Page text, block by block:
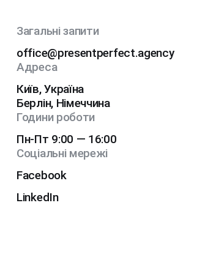
Загальні запити
office@presentperfect.agency
Адреса
Київ, Україна
Берлін, Німеччина
Години роботи
Пн-Пт 9:00 — 16:00
Соціальні мережі
Facebook
LinkedIn